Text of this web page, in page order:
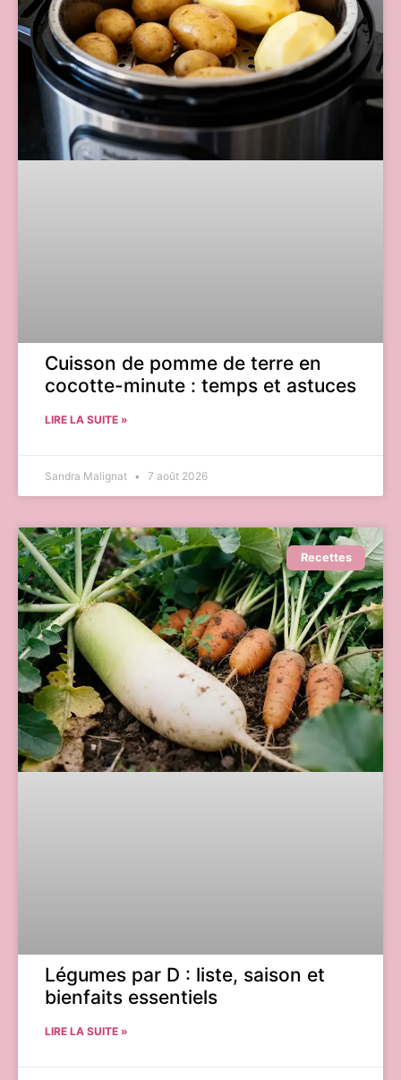
Cuisson de pomme de terre en
cocotte-minute : temps et astuces
LIRE LA SUITE »
Sandra Malignat 7 août 2026
Recettes
Légumes par D : liste, saison et
bienfaits essentiels
LIRE LA SUITE »